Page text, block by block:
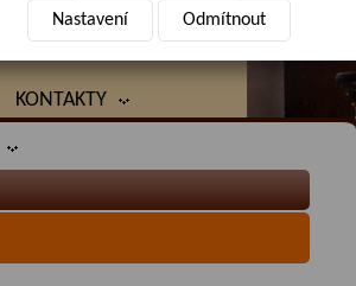
KONTAKTY
Nastavení Odmítnout